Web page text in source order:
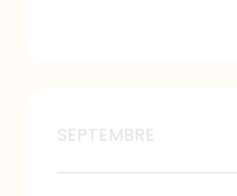
SEPTEMBRE